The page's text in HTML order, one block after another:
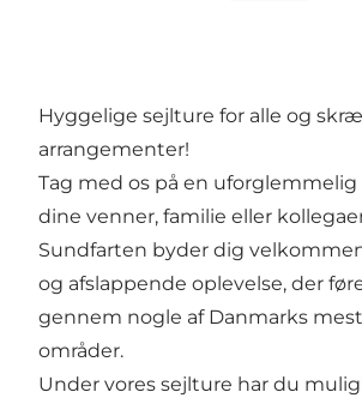
Hyggelige sejlture for alle og
arrangementer!
Tag med os på en
dine venner, familie eller
Sundfarten byder dig
og afslappende oplevelse, der
gennem nogle af Danmarks
områder.
Under vores sejlture har du